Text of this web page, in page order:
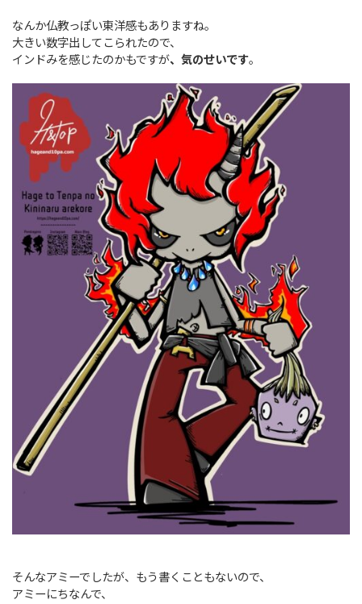
なんか仏教っぽい東洋感もありますね。
大きい数字出してこられたので、
インドみを感じたのかもですが、気のせいです。
そんなアミーでしたが、もう書くこともないので、
アミーにちなんで、